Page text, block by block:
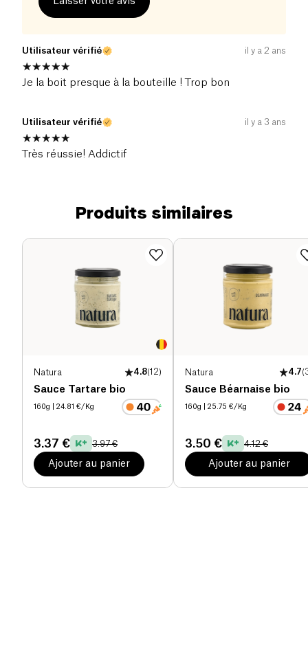
Utilisateur vérifié il y a 2 ans
Je la boit presque à la bouteille ! Trop bon
Utilisateur vérifié il y a 3 ans
Très réussie! Addictif
Produits similaires
Natura 4.8(12)
Sauce Tartare bio
160g | 24.81 €/Kg
3.37 € 3.97 €
Ajouter au panier
Natura 4.7(
Sauce Béarnaise bio
160g | 25.75 €/Kg
3.50 € 4.12 €
Ajouter au panier